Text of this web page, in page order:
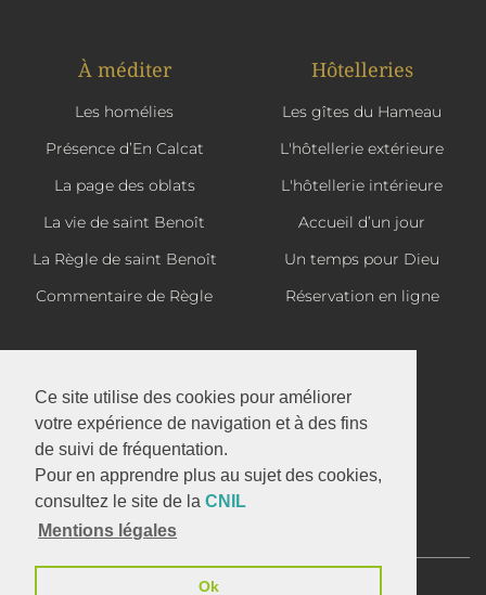
Ce site utilise des cookies pour améliorer
votre expérience de navigation et à des fins
de suivi de fréquentation.
Pour en apprendre plus au sujet des cookies,
consultez le site de la CNIL
Mentions légales
Ok
À méditer
Les homélies
Présence d’En Calcat
La page des oblats
La vie de saint Benoît
La Règle de saint Benoît
Commentaire de Règle
Hôtelleries
Les gîtes du Hameau
L'hôtellerie extérieure
L'hôtellerie intérieure
Accueil d’un jour
Un temps pour Dieu
Réservation en ligne
La boutique d'En Calcat
Abbaye Saint-Benoît d'En Calcat
1 avenue d'En Calcat